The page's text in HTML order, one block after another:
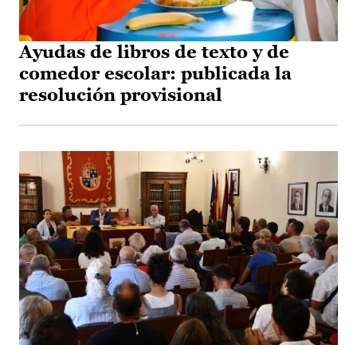
Ayudas de libros de texto y de
comedor escolar: publicada la
resolución provisional